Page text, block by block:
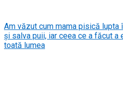
Am văzut cum mama pisică lupta
și salva puii, iar ceea ce a făcut a
toată lumea